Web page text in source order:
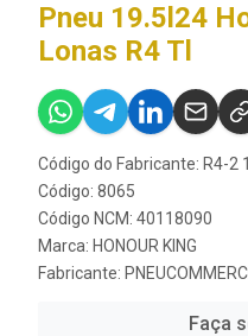
Pneu 19.5l24
Lonas R4 Tl
Código do Fabricante: R4-2
Código: 8065
Código NCM: 40118090
Marca: HONOUR KING
Fabricante:
Faça